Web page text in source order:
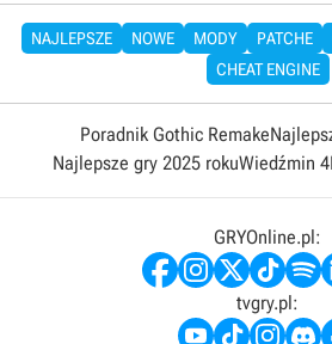
NAJLEPSZE NOWE MODY PATCHE
CHEAT ENGINE
Poradnik Gothic Remake
Najlepsze gry 2025 rokuWiedźmin 4
GRYOnline.pl:
tvgry.pl: